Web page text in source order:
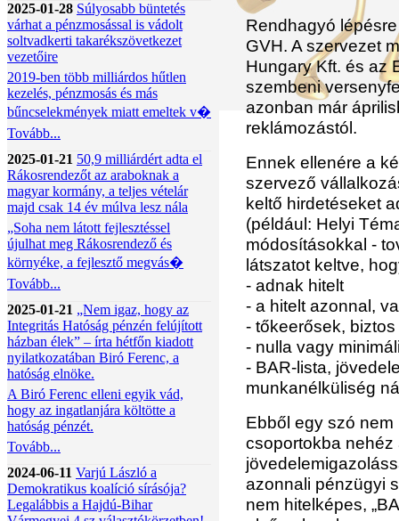
2025-01-28 Súlyosabb büntetés
várhat a pénzmosással is vádolt
soltvadkerti takarékszövetkezet
vezetőire
2019-ben több milliárdos hűtlen
kezelés, pénzmosás és más
bűncselekmények miatt emeltek v�
Tovább...
2025-01-21 50,9 milliárdért adta el
Rákosrendezőt az araboknak a
magyar kormány, a teljes vételár
majd csak 14 év múlva lesz nála
„Soha nem látott fejlesztéssel
újulhat meg Rákosrendező és
környéke, a fejlesztő megvás�
Tovább...
2025-01-21 „Nem igaz, hogy az
Integritás Hatóság pénzén felújított
házban élek” – írta hétfőn kiadott
nyilatkozatában Biró Ferenc, a
hatóság elnöke.
A Biró Ferenc elleni egyik vád,
hogy az ingatlanjára költötte a
hatóság pénzét.
Tovább...
2024-06-11 Varjú László a
Demokratikus koalíció sírásója?
Legalábbis a Hajdú-Bihar
Rendhagyó
GVH. A szervezet
Hungary Kft. és az
szembeni
azonban már
reklámozástól.
Ennek ellenére a
szervező
keltő hirdetéseket
(például: Helyi
módosításokkal -
látszatot keltve,
- adnak hitelt
- a hitelt azonnal,
- tőkeerősek,
- nulla vagy
- BAR-lista,
munkanélküliség
Ebből egy szó
csoportokba
azonnali pénzügyi
nem hitelképes,